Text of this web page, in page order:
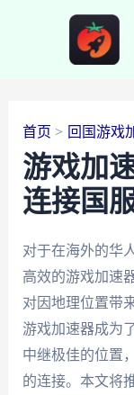
首页 回国游戏
游戏加
连接国
对于在海外的华
高效的游戏加速
对因地理位置带
游戏加速器成为
中继极佳的位置
的连接。本文将